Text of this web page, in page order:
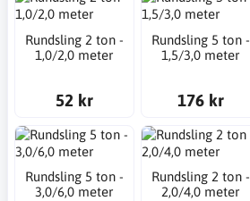
Rundsling 2 ton -
1,0/2,0 meter
52 kr
Rundsling 5 ton -
1,5/3,0 meter
176 kr
Rundsling 5 ton -
3,0/6,0 meter
Rundsling 2 ton -
2,0/4,0 meter